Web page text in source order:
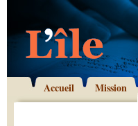
Accueil Mission